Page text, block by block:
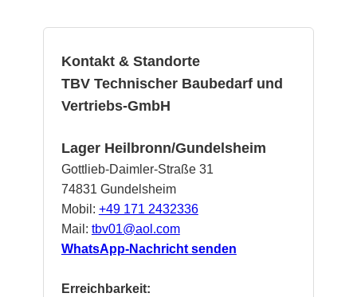
Kontakt & Standorte
TBV Technischer Baubedarf und
Vertriebs‑GmbH
Lager Heilbronn/Gundelsheim
Gottlieb-Daimler-Straße 31
74831 Gundelsheim
Mobil: +49 171 2432336
Mail: tbv01@aol.com
WhatsApp-Nachricht senden
Erreichbarkeit: